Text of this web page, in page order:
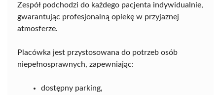
Zespół podchodzi do każdego pacjenta indywidualnie,
gwarantując profesjonalną opiekę w przyjaznej
atmosferze.
Placówka jest przystosowana do potrzeb osób
niepełnosprawnych, zapewniając:
dostępny parking,